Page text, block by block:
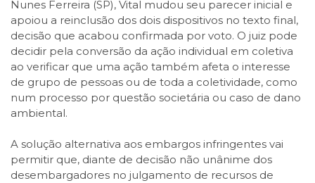
Nunes Ferreira (SP), Vital mudou seu parecer inicial e
apoiou a reinclusão dos dois dispositivos no texto final,
decisão que acabou confirmada por voto. O juiz pode
decidir pela conversão da ação individual em coletiva
ao verificar que uma ação também afeta o interesse
de grupo de pessoas ou de toda a coletividade, como
num processo por questão societária ou caso de dano
ambiental.
A solução alternativa aos embargos infringentes vai
permitir que, diante de decisão não unânime dos
desembargadores no julgamento de recursos de